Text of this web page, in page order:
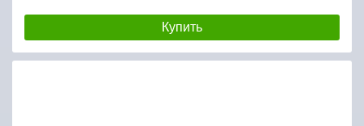
Купить